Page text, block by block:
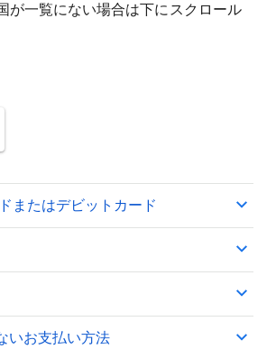
が一覧にない場合は下にスクロール
またはデビットカード
いお支払い方法